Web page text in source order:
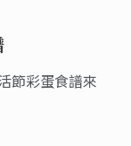
節彩蛋食譜來